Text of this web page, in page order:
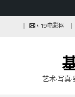
419电影网
艺术·写真